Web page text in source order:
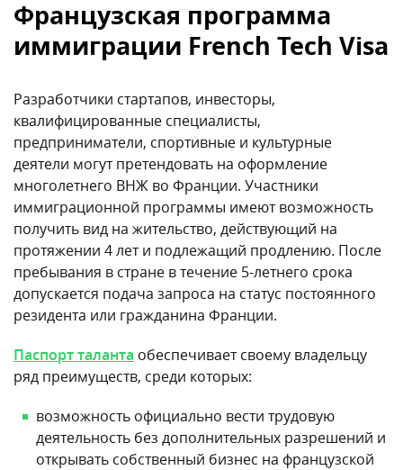
Французская программа
иммиграции French Tech Visa
Разработчики стартапов, инвесторы,
квалифицированные специалисты,
предприниматели, спортивные и культурные
деятели могут претендовать на оформление
многолетнего ВНЖ во Франции. Участники
иммиграционной программы имеют возможность
получить вид на жительство, действующий на
протяжении 4 лет и подлежащий продлению. После
пребывания в стране в течение 5-летнего срока
допускается подача запроса на статус постоянного
резидента или гражданина Франции.
Паспорт таланта обеспечивает своему владельцу
ряд преимуществ, среди которых:
возможность официально вести трудовую
деятельность без дополнительных разрешений и
открывать собственный бизнес на французской